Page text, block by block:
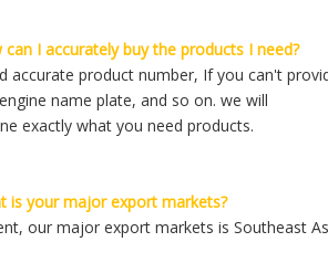
can I accurately buy the products I need?
accurate product number, If you can't
name plate, and so on. we will
exactly what you need products.
is your major export markets?
our major export markets is Southeast